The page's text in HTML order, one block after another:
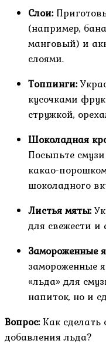
Слои:
(например,
манговый) и
слоями.
Топпинги:
кусочками
стружкой,
Шоколадная
Посыпьте
какао-
шоколадного
Листья мяты:
для свежести и
Замороженные
замороженные
«льда» для
напиток, но и
Вопрос:Как сделать
добавления льда?